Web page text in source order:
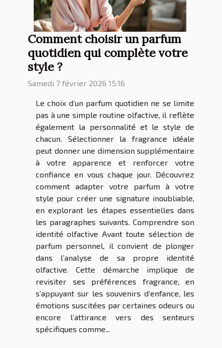
Comment choisir un parfum
quotidien qui complète votre
style ?
Samedi 7 février 2026 15:16
Le choix d’un parfum quotidien ne se limite
pas à une simple routine olfactive, il reflète
également la personnalité et le style de
chacun. Sélectionner la fragrance idéale
peut donner une dimension supplémentaire
à votre apparence et renforcer votre
confiance en vous chaque jour. Découvrez
comment adapter votre parfum à votre
style pour créer une signature inoubliable,
en explorant les étapes essentielles dans
les paragraphes suivants. Comprendre son
identité olfactive Avant toute sélection de
parfum personnel, il convient de plonger
dans l’analyse de sa propre identité
olfactive. Cette démarche implique de
revisiter ses préférences fragrance, en
s’appuyant sur les souvenirs d’enfance, les
émotions suscitées par certaines odeurs ou
encore l’attirance vers des senteurs
spécifiques comme...